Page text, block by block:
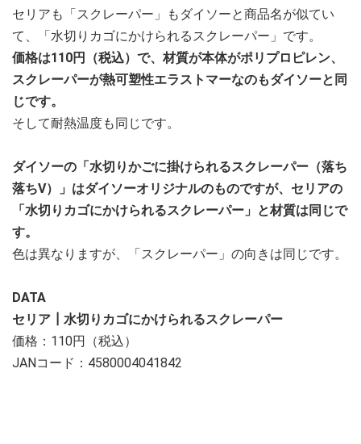
セリアも「スクレーパー」もダイソーと商品名が似てい
て、「水切りカゴにかけられるスクレーパー」です。
価格は110円（税込）で、材質が本体がポリプロピレン、
スクレーパーが熱可塑性エラストマーなのもダイソーと同
じです。
そして耐熱温度も同じです。
ダイソーの「水切りかごに掛けられるスクレーパー（落ち
落ちV）」はダイソーオリジナルのものですが、セリアの
「水切りカゴにかけられるスクレーパー」と材質は同じで
す。
色は異なりますが、「スクレーパー」の向きは同じです。
DATA
セリア┃水切りカゴにかけられるスクレーパー
価格：110円（税込）
JANコード：4580004041842